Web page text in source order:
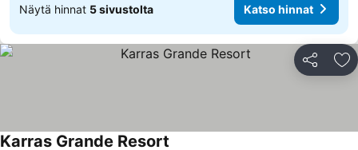
Näytä hinnat 5 sivustolta Katso hinnat
Jaa
Karras Grande Resort